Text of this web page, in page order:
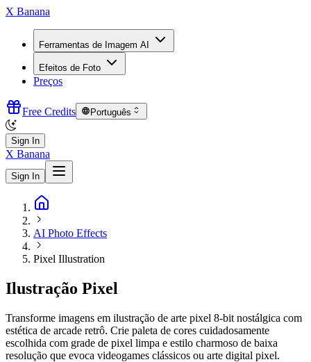
X Banana
Ferramentas de Imagem AI
Efeitos de Foto
Preços
Free Credits Português
Sign In
X Banana
Sign In
AI Photo Effects
Pixel Illustration
Ilustração Pixel
Transforme imagens em ilustração de arte pixel 8-bit nostálgica com
estética de arcade retrô. Crie paleta de cores cuidadosamente
escolhida com grade de pixel limpa e estilo charmoso de baixa
resolução que evoca videogames clássicos ou arte digital pixel.